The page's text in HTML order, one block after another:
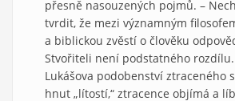
přesně nasouzených pojmů. –
tvrdit, že mezi významným
a biblickou zvěstí o člověku
Stvořiteli není podstatného
Lukášova podobenství ztraceného
hnut „lítostí,“ ztracence objímá a